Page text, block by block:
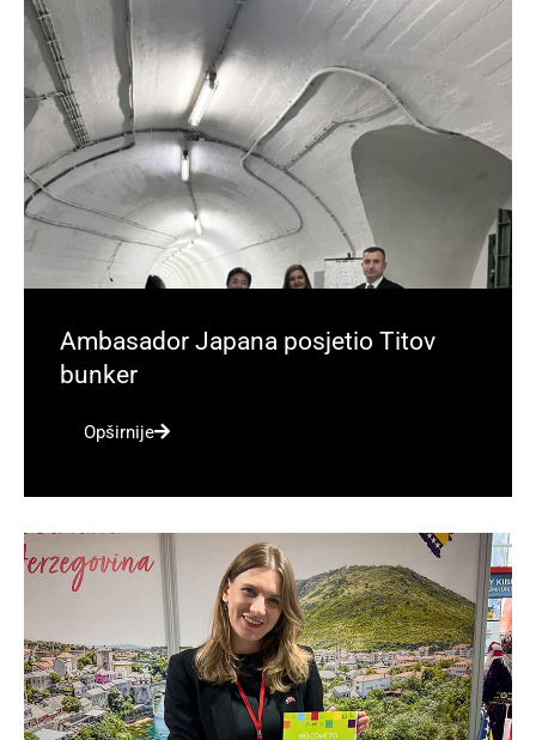
Ambasador Japana posjetio Titov
bunker
Opširnije